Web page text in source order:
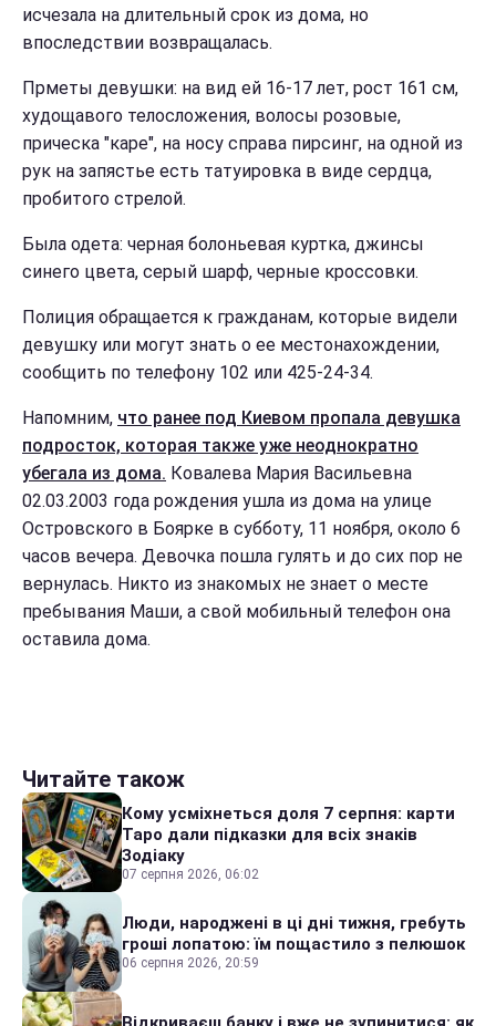
исчезала на длительный срок из дома, но
впоследствии возвращалась.
Прметы девушки: на вид ей 16-17 лет, рост 161 см,
худощавого телосложения, волосы розовые,
прическа "каре", на носу справа пирсинг, на одной из
рук на запястье есть татуировка в виде сердца,
пробитого стрелой.
Была одета: черная болоньевая куртка, джинсы
синего цвета, серый шарф, черные кроссовки.
Полиция обращается к гражданам, которые видели
девушку или могут знать о ее местонахождении,
сообщить по телефону 102 или 425-24-34.
Напомним, что ранее под Киевом пропала девушка
подросток, которая также уже неоднократно
убегала из дома. Ковалева Мария Васильевна
02.03.2003 года рождения ушла из дома на улице
Островского в Боярке в субботу, 11 ноября, около 6
часов вечера. Девочка пошла гулять и до сих пор не
вернулась. Никто из знакомых не знает о месте
пребывания Маши, а свой мобильный телефон она
оставила дома.
Читайте також
Кому усміхнеться доля 7 серпня: карти
Таро дали підказки для всіх знаків
Зодіаку
07 серпня 2026, 06:02
Люди, народжені в ці дні тижня, гребуть
гроші лопатою: їм пощастило з пелюшок
06 серпня 2026, 20:59